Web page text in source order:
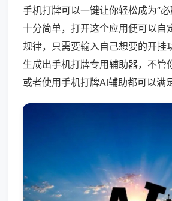
手机打牌可以一键让你轻松成为“
十分简单，打开这个应用便可以自
规律，只需要输入自己想要的开挂
生成出手机打牌专用辅助器，不管
或者使用手机打牌AI辅助都可以满